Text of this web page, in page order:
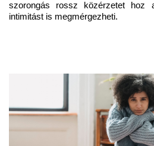
szorongás rossz közérzetet hoz
intimitást is megmérgezheti.